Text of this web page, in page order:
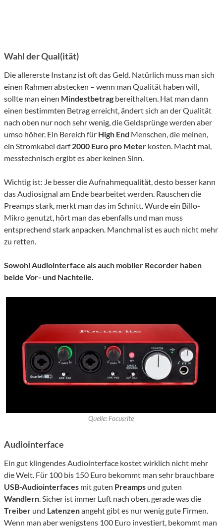
Wahl der Qual(ität)
Die allererste Instanz ist oft das Geld. Natürlich muss man sich
einen Rahmen abstecken – wenn man Qualität haben will,
sollte man einen Mindestbetrag bereithalten. Hat man dann
einen bestimmten Betrag erreicht, ändert sich an der Qualität
nach oben nur noch sehr wenig, die Geldsprünge werden aber
umso höher. Ein Bereich für High End Menschen, die meinen,
ein Stromkabel darf2000 Euro pro Meter kosten. Macht mal,
messtechnisch ergibt es aber keinen Sinn.
Wichtig ist: Je besser die Aufnahmequalität, desto besser kann
das Audiosignal am Ende bearbeitet werden. Rauschen die
Preamps stark, merkt man das im Schnitt. Wurde ein Billo-
Mikro genutzt, hört man das ebenfalls und man muss
entsprechend stark anpacken. Manchmal ist es auch nicht mehr
zu retten.
Sowohl Audiointerface als auch mobiler Recorder haben
beide Vor- und Nachteile.
Quelle: Focusrite
Audiointerface
Ein gut klingendes Audiointerface kostet wirklich nicht mehr
die Welt. Für 100 bis 150 Euro bekommt man sehr brauchbare
USB-Audiointerfaces mit guten Preamps und guten
Wandlern. Sicher ist immer Luft nach oben, gerade was die
Treiber und Latenzenangeht gibt es nur wenig gute Firmen.
Wenn man aber wenigstens 100 Euro investiert, bekommt man